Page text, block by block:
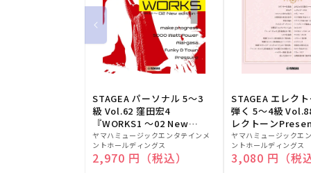
STAGEA パーソナル 5～3
級 Vol.62 窪田宏4
『WORKS1 ～02 New
edition～』
販
売
元:
ヤマハミュージックエンタテインメ
ントホールディングス
通常価格
2,970 円（税込）
STAGEA エレク
弾く 5～4級
レクトーン
シック名曲集
販
売
元:
ヤマハミュージックエ
ントホールディングス
通常価格
3,080 円（税